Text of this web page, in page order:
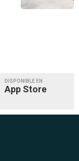
DISPONIBLE EN
App Store